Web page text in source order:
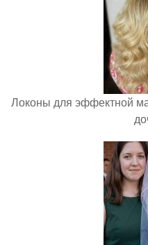
Локоны для эффектной